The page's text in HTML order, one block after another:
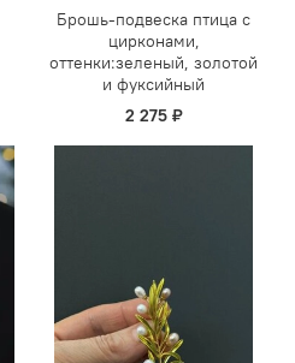
Брошь-подвеска птица с
цирконами,
оттенки:зеленый, золотой
и фуксийный
2 275 ₽